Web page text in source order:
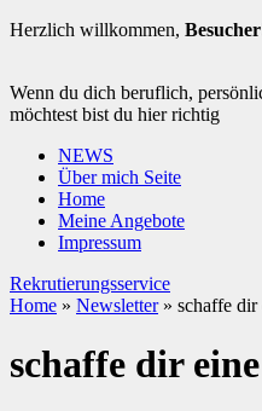
Herzlich willkommen,
Wenn du dich beruflich,
möchtest bist du hier richtig
NEWS
Über mich Seite
Home
Meine Angebote
Impressum
Rekrutierungsservice
Home » Newsletter » schaffe dir
schaffe dir